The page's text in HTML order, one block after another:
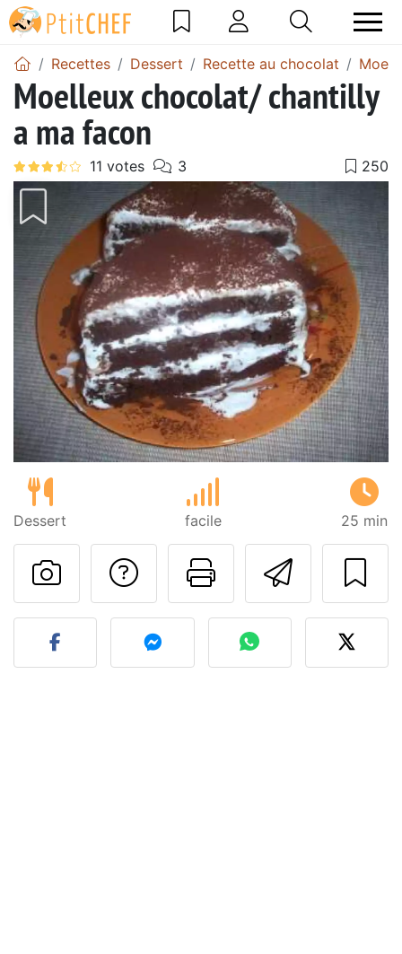
Recettes Dessert Recette au chocolat
Moelleux chocolat/ chantilly
a ma facon
Dessert facile 25 min
Imprimer
Poser une
Publier votre photo de